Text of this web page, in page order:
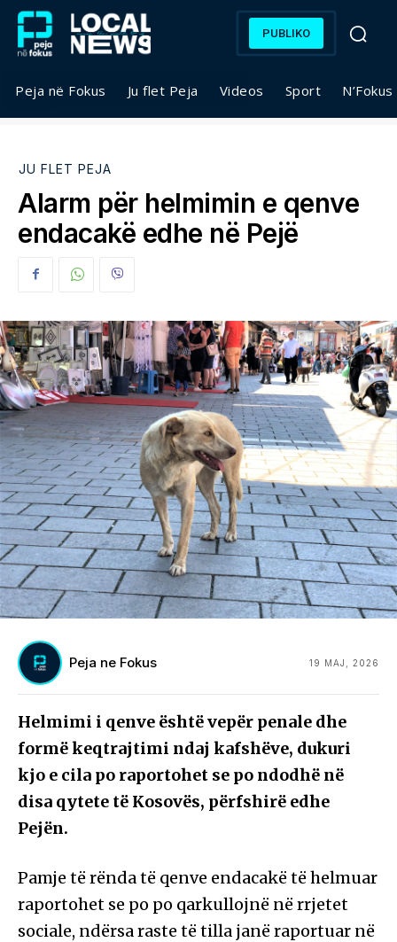
PUBLIKO
Peja në Fokus Ju flet Peja Videos Sport
JU FLET PEJA
Alarm për helmimin e qenve
endacakë edhe në Pejë
Peja ne Fokus 19 MAJ, 2026
Helmimi i qenve është vepër penale dhe
formë keqtrajtimi ndaj kafshëve, dukuri
kjo e cila po raportohet se po ndodhë në
disa qytete të Kosovës, përfshirë edhe
Pejën.
Pamje të rënda të qenve endacakë të helmuar
raportohet se po po qarkullojnë në rrjetet
sociale, ndërsa raste të tilla janë raportuar në